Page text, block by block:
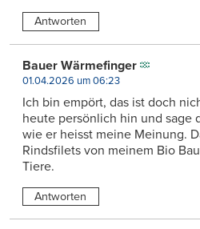
Antworten
Bauer Wärmefinger
01.04.2026 um 06:23
Ich bin empört, das ist doch
heute persönlich hin und sage
wie er heisst meine Meinung.
Rindsfilets von meinem Bio
Tiere.
Antworten